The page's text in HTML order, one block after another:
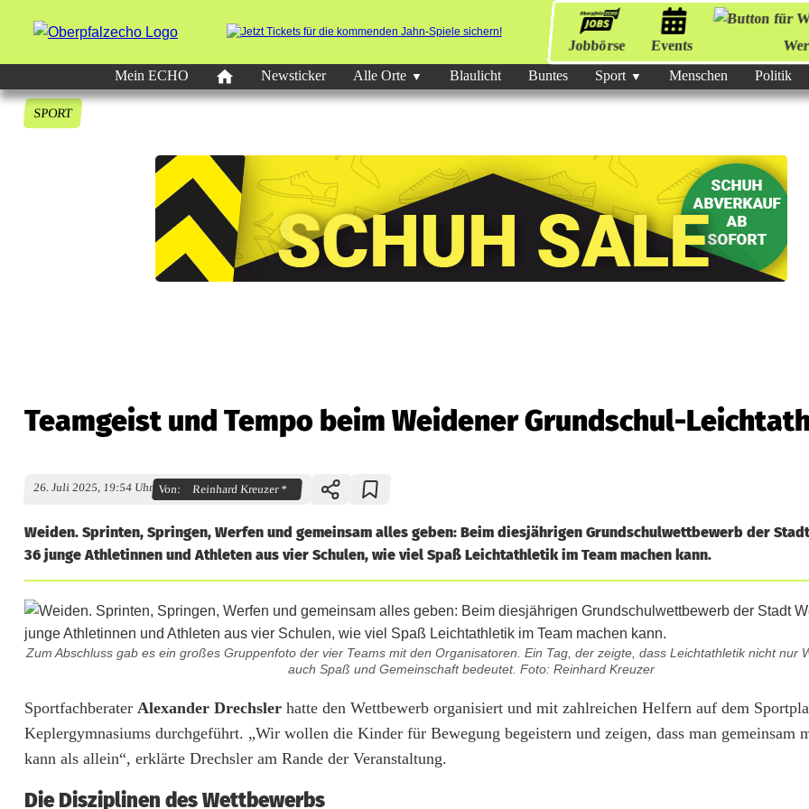
Jobbörse Events
Mein ECHO
Newsticker Alle Orte Blaulicht Buntes Sport Menschen Politik
SPORT
Teamgeist und Tempo beim Weidener Grundschul-
26. Juli 2025, 19:54 Uhr Von: Reinhard Kreuzer *
Weiden. Sprinten, Springen, Werfen und gemeinsam alles geben: Beim diesjährigen Grundschulwettbewerb der
36 junge Athletinnen und Athleten aus vier Schulen, wie viel Spaß Leichtathletik im Team machen kann.
Zum Abschluss gab es ein großes Gruppenfoto der vier Teams mit den Organisatoren. Ein Tag, der zeigte, dass Leichtathletik nicht nur
auch Spaß und Gemeinschaft bedeutet. Foto: Reinhard Kreuzer
T
e
Sportfachberater Alexander Drechsler hatte den Wettbewerb organisiert und mit zahlreichen Helfern auf dem
Keplergymnasiums durchgeführt. „Wir wollen die Kinder für Bewegung begeistern und zeigen, dass man gemeinsam
kann als allein“, erklärte Drechsler am Rande der Veranstaltung.
Die Disziplinen des Wettbewerbs